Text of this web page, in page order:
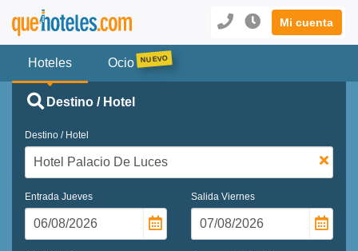
Mi cuenta
Hoteles Ocio
Destino / Hotel
Destino / Hotel
Entrada Jueves Salida Viernes